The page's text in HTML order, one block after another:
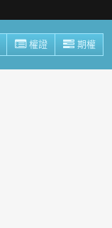
權證 期權